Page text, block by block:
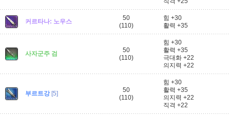
커르타나: 노우스
50
(110)
힘 +30
활력 +35
사자군주 검
50
(110)
힘 +30
활력 +35
극대화 +22
의지력 +22
부르트강 [5]
50
(110)
힘 +30
활력 +35
의지력 +22
직격 +22